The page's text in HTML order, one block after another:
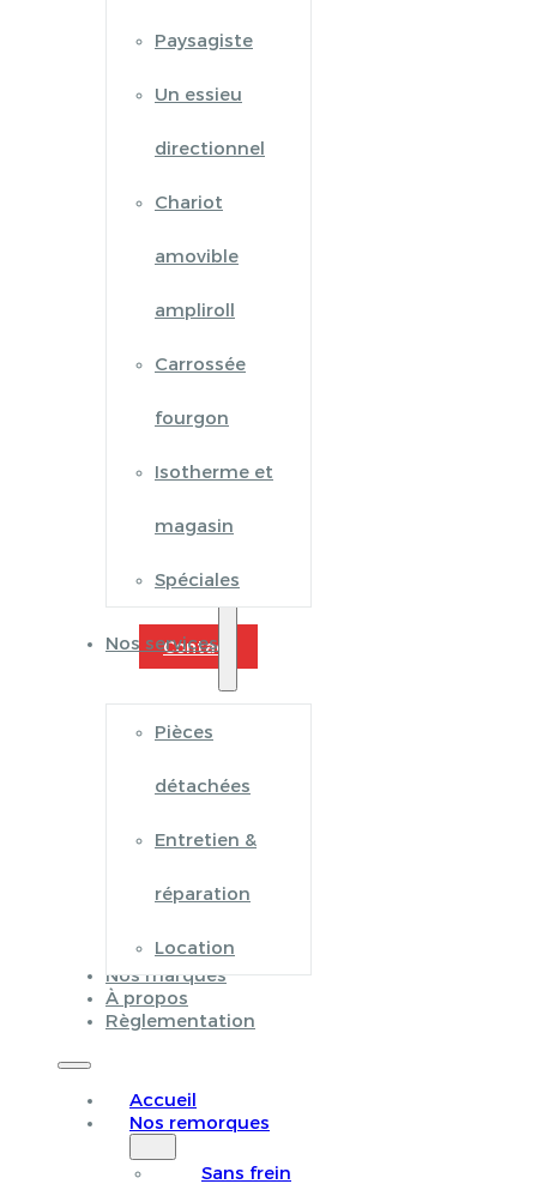
Paysagiste
Un essieu
directionnel
Chariot
amovible
ampliroll
Carrossée
fourgon
Isotherme et
magasin
Spéciales
Nos services
Pièces
détachées
Entretien &
réparation
Location
Nos marques
À propos
Règlementation
Accueil
Nos remorques
Sans frein
Contact